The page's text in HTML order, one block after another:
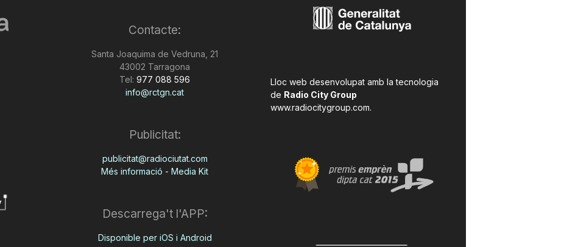
Contacte:
Santa Joaquima de Vedruna, 21
43002 Tarragona
Tel: 977 088 596
info@rctgn.cat
Publicitat:
publicitat@radiociutat.com
Més informació - Media Kit
Descarrega't l'APP:
Disponible per iOS i Android
Lloc web desenvolupat amb la tecnologia
de Radio City Group
www.radiocitygroup.com.